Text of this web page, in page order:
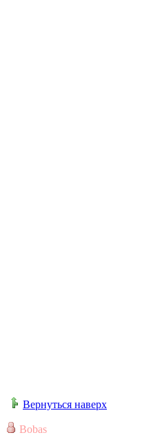
Вернуться наверх
Bobas